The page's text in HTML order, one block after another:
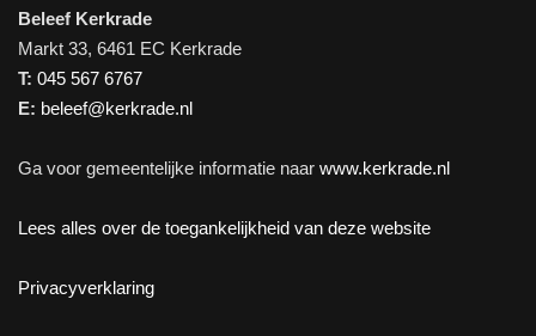
Beleef Kerkrade
Markt 33, 6461 EC Kerkrade
T: 045 567 6767
E: beleef@kerkrade.nl
Ga voor gemeentelijke informatie naar www.kerkrade.nl
Lees alles over de toegankelijkheid van deze website
Privacyverklaring